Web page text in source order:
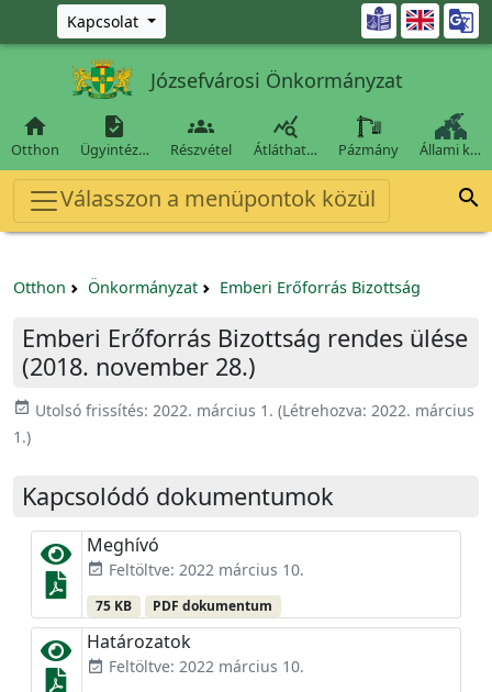
Ugrás a fő tartalomra
Kapcsolat 
Józsefvárosi Önkormányzat

Otthon

Ügyintéz…

Részvétel

Átláthat… Pázmány Állami k…
Válasszon a menüpontok közül 
Otthon Önkormányzat Emberi Erőforrás Bizottság
Emberi Erőforrás Bizottság rendes ülése
(2018. november 28.)
event_available Utolsó frissítés: 2022. március 1. (Létrehozva: 2022. március
1.)
Kapcsolódó dokumentumok
Meghívó
event_available Feltöltve: 2022 március 10.
75 KB PDF dokumentum
Határozatok
event_available Feltöltve: 2022 március 10.